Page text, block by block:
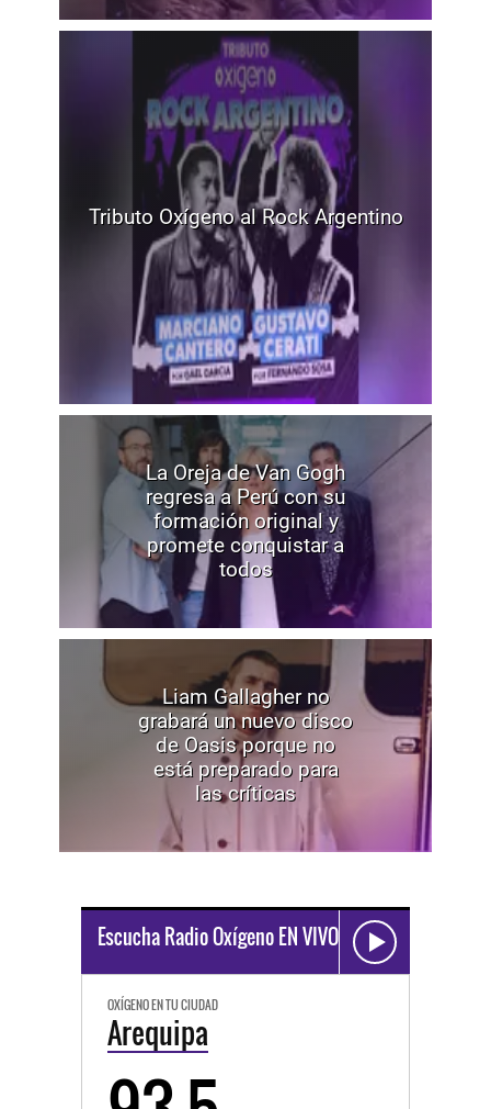
Tributo Oxígeno al Rock Argentino
La Oreja de Van Gogh
regresa a Perú con su
formación original y
promete conquistar a
todos
Liam Gallagher no
grabará un nuevo disco
de Oasis porque no
está preparado para
las críticas
Escucha Radio Oxígeno EN VIVO
OXÍGENO EN TU CIUDAD
Arequipa